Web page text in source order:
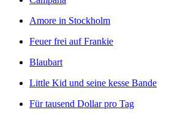
Amore in Stockholm
Feuer frei auf Frankie
Blaubart
Little Kid und seine kesse Bande
Für tausend Dollar pro Tag